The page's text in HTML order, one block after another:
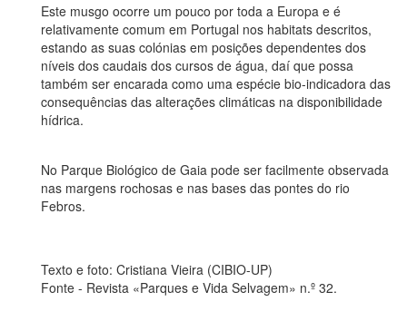
Este musgo ocorre um pouco por toda a Europa e é
relativamente comum em Portugal nos habitats descritos,
estando as suas colónias em posições dependentes dos
níveis dos caudais dos cursos de água, daí que possa
também ser encarada como uma espécie bio-indicadora das
consequências das alterações climáticas na disponibilidade
hídrica.
No Parque Biológico de Gaia pode ser facilmente observada
nas margens rochosas e nas bases das pontes do rio
Febros.
Texto e foto: Cristiana Vieira (CIBIO-UP)
Fonte - Revista «Parques e Vida Selvagem» n.º 32.